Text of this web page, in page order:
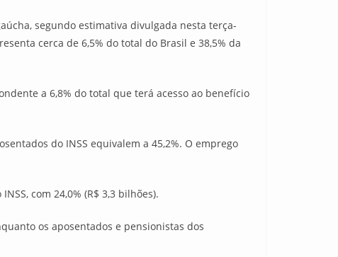
segundo estimativa divulgada nesta terça-
cerca de 6,5% do total do Brasil e 38,5% da
a 6,8% do total que terá acesso ao benefício
do INSS equivalem a 45,2%. O emprego
com 24,0% (R$ 3,3 bilhões).
os aposentados e pensionistas dos